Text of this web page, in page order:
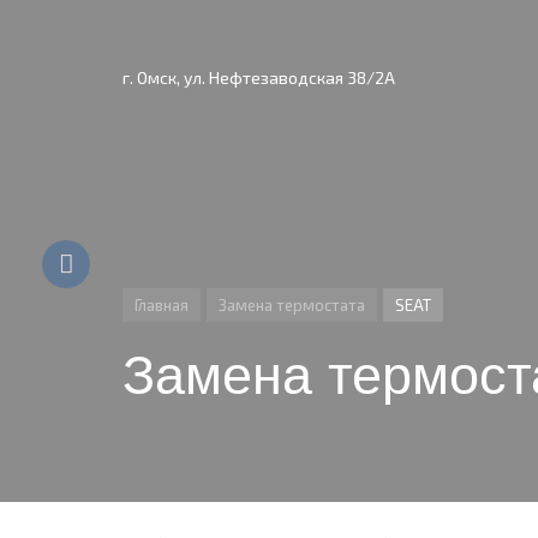
г. Омск, ул. Нефтезаводская 38/2А
Главная Замена термостата SEAT
Замена